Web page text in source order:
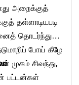
அறைக்குத்
தள்ளாடியபடி
தொடர்ந்து
போய் கீழே
முகம் சிவந்து,
பட்டன்கள்